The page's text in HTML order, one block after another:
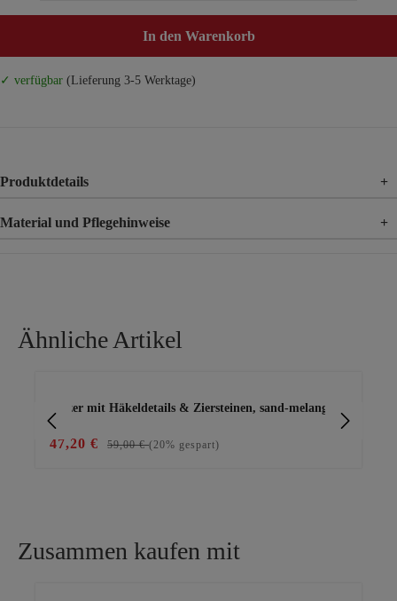
In den Warenkorb
✓ verfügbar (Lieferung 3-5 Werktage)
Produktdetails +
Material und Pflegehinweise +
Ähnliche Artikel
Blazer mit Häkeldetails & Ziersteinen, sand-melange
47,20 € 59,00 €(20% gespart)
Zusammen kaufen mit